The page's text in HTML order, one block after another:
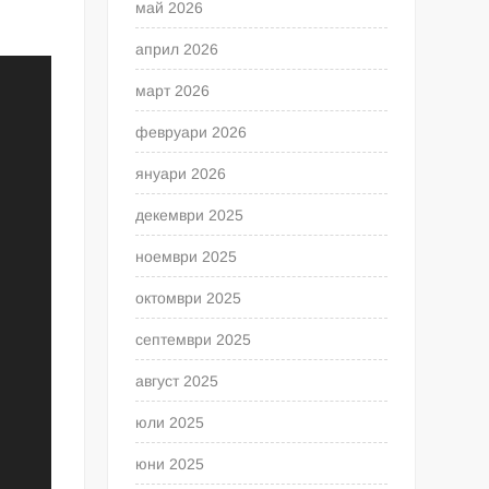
май 2026
април 2026
март 2026
февруари 2026
януари 2026
декември 2025
ноември 2025
октомври 2025
септември 2025
август 2025
юли 2025
юни 2025